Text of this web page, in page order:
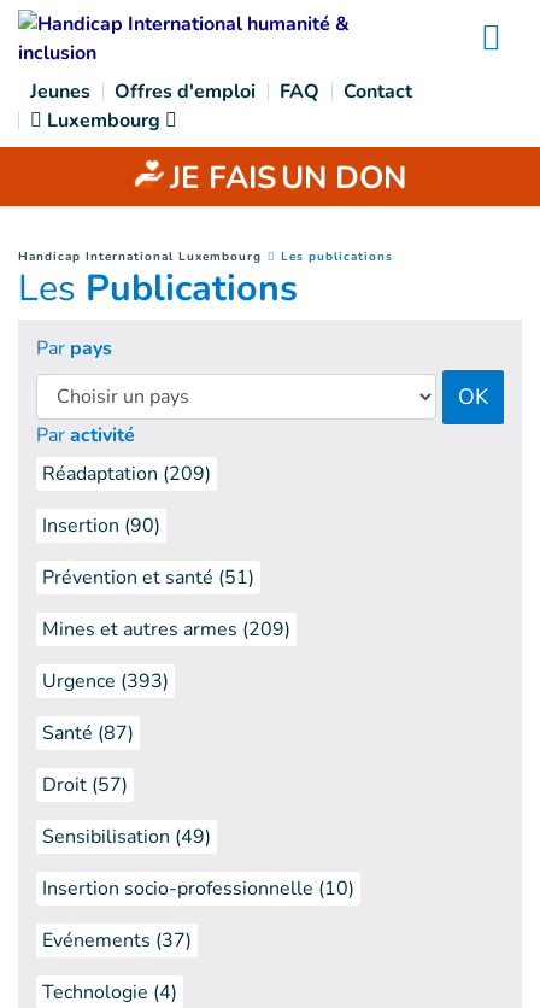
Goto main content
Jeunes Offres d'emploi FAQ
Contact
Luxembourg
JE FAISUN DON
You are here :
Handicap International Luxembourg Les publications
Les Publications
Par pays
OK
Paractivité
Réadaptation (209)
Insertion (90)
Prévention et santé (51)
Mines et autres armes (209)
Urgence (393)
Santé (87)
Droit (57)
Sensibilisation (49)
Insertion socio-professionnelle (10)
Evénements (37)
Technologie (4)